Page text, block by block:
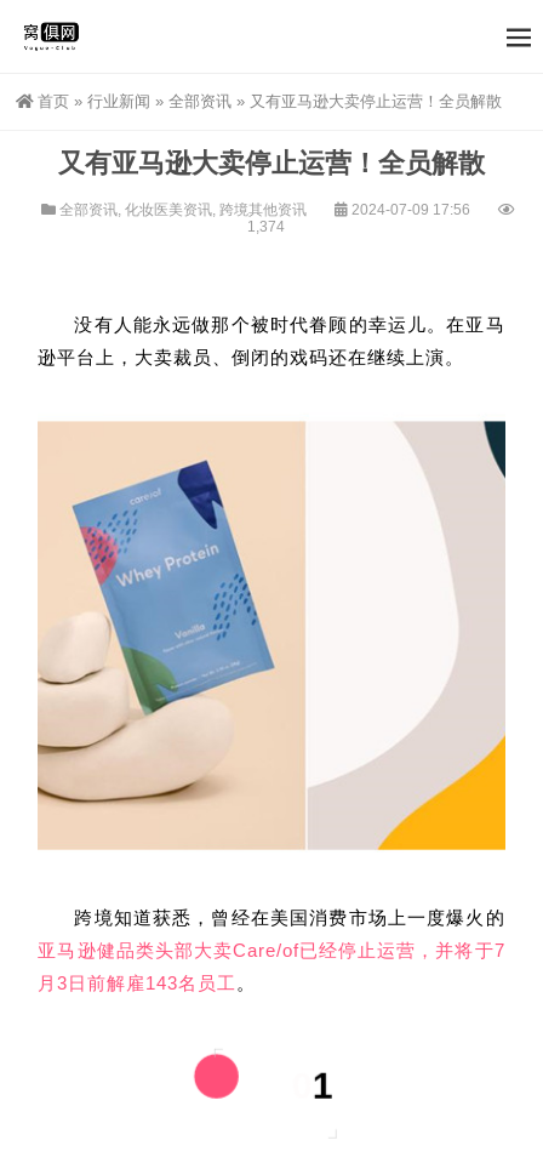
首页 » 行业新闻 » 全部资讯 » 又有亚马逊大卖停止运营！全员解散
又有亚马逊大卖停止运营！全员解散
全部资讯, 化妆医美资讯, 跨境其他资讯
2024-07-09 17:56
1,374
没有人能永远做那个被时代眷顾的幸运儿。在亚马
逊平台上，大卖裁员、倒闭的戏码还在继续上演。
跨境知道获悉，曾经在美国消费市场上一度爆火的
亚马逊健品类头部大卖Care/of已经停止运营，并将于7
月3日前解雇143名员工 。
1